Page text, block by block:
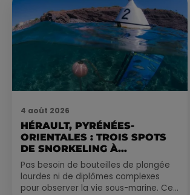
4 août 2026
HÉRAULT, PYRÉNÉES-
ORIENTALES : TROIS SPOTS
DE SNORKELING À
EXPLORER...
Pas besoin de bouteilles de plongée
lourdes ni de diplômes complexes
pour observer la vie sous-marine. Cet